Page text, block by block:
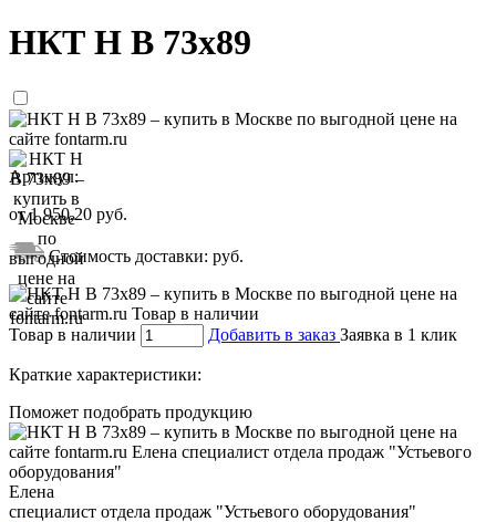
НКТ Н В 73х89
Артикул:
от1 950,20 руб.
Стоимость доставки: руб.
Товар в наличии Добавить в заказ Заявка в 1 клик
Краткие характеристики:
Поможет подобрать продукцию
Елена
специалист отдела продаж "Устьевого оборудования"